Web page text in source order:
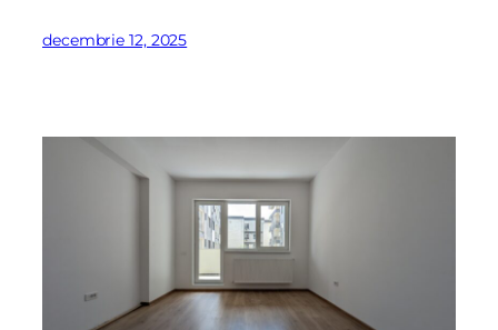
decembrie 12, 2025